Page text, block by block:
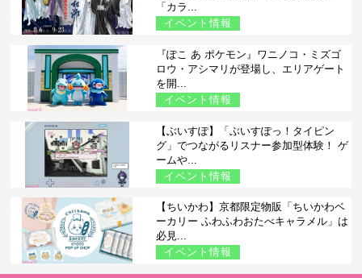
「カラ...
イベント情報
『ぽこ あ ポケモン』ワニノコ・ミズゴ
ロウ・アシマリが登場し、エリアゲート
を開...
イベント情報
【ぶいすぽ】「ぶいすぽっ！タイピン
グ」でつながるリスナー参加型体験！ ゲ
ームや...
イベント情報
【ちいかわ】京都限定物販「ちいかわベ
ーカリー ふわふわおたべキャラメル」は
必見...
イベント情報